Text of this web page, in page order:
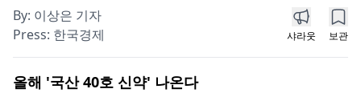
By: 이상은 기자
Press: 한국경제 샤라웃 보관
올해 '국산 40호 신약' 나온다